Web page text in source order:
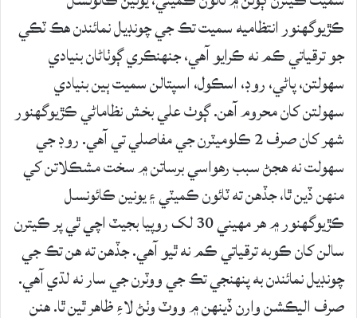
ڪڙيوگھنور انتظاميه سميت تڪ جي چونڊيل نمائندن ھڪ ٽڪي
جو ترقياتي ڪم نه ڪرايو آھي، جنهنڪري ڳوٺاڻان بنيادي
سھولتن، پاڻي، روڊ، اسڪول، اسپتالن سميت ٻين بنيادي
سھولتن کان محروم آھن. ڳوٺ علي بخش نظاماڻي ڪڙيوگھنور
شھر کان صرف 2 ڪلوميٽرن جي مفاصلي تي آھي. روڊ جي
سھولت نه ھجڻ سبب رھواسي برساتن ۾ سخت مشڪلاتن کي
منھن ڏين ٿا، جڏهن ته ٽائون ڪميٽي ۽ يونين ڪائونسل
ڪڙيوگھنور ۾ ھر مھيني 30 لک روپيا بجيٽ اچي ٿي پر ڪيترن
سالن کان ڪوبه ترقياتي ڪم نه ٿيو آھي. جڏهن ته ھن تڪ جي
چونڊيل نمائندن به پنهنجي تڪ جي ووٽرن جي سار نه لڌي آھي.
صرف اليڪشن وارن ڏينهن ۾ ووٽ وٺڻ لاءِ ظاهر ٿين ٿا. ھنن